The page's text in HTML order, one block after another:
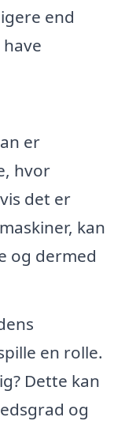
end
er
hvor
det er
kan
og dermed
en rolle.
Dette kan
og